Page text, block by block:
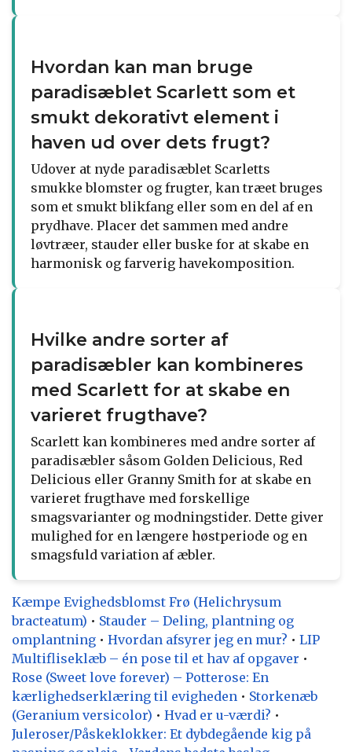
Hvordan kan man bruge
paradisæblet Scarlett som et
smukt dekorativt element i
haven ud over dets frugt?
Udover at nyde paradisæblet Scarletts
smukke blomster og frugter, kan træet bruges
som et smukt blikfang eller som en del af en
prydhave. Placer det sammen med andre
løvtræer, stauder eller buske for at skabe en
harmonisk og farverig havekomposition.
Hvilke andre sorter af
paradisæbler kan kombineres
med Scarlett for at skabe en
varieret frugthave?
Scarlett kan kombineres med andre sorter af
paradisæbler såsom Golden Delicious, Red
Delicious eller Granny Smith for at skabe en
varieret frugthave med forskellige
smagsvarianter og modningstider. Dette giver
mulighed for en længere høstperiode og en
smagsfuld variation af æbler.
Kæmpe Evighedsblomst Frø (Helichrysum
bracteatum) • Stauder – Deling, plantning og
omplantning • Hvordan afsyrer jeg en mur? • LIP
Multifliseklæb – én pose til et hav af opgaver •
Rose (Sweet love forever) – Potterose: En
kærlighedserklæring til evigheden • Storkenæb
(Geranium versicolor) • Hvad er u-værdi? •
Juleroser/Påskeklokker: Et dybdegående kig på